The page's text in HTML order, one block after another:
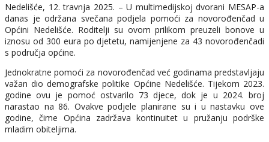
Nedelišće, 12. travnja 2025. – U multimedijskoj dvorani MESAP-a
danas je održana svečana podjela pomoći za novorođenčad u
Općini Nedelišće. Roditelji su ovom prilikom preuzeli bonove u
iznosu od 300 eura po djetetu, namijenjene za 43 novorođenčadi
s područja općine.
Jednokratne pomoći za novorođenčad već godinama predstavljaju
važan dio demografske politike Općine Nedelišće. Tijekom 2023.
godine ovu je pomoć ostvarilo 73 djece, dok je u 2024. broj
narastao na 86. Ovakve podjele planirane su i u nastavku ove
godine, čime Općina zadržava kontinuitet u pružanju podrške
mladim obiteljima.